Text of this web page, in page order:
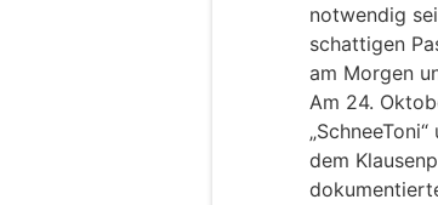
notwendig
schattigen
am Morgen
Am 24.
dem